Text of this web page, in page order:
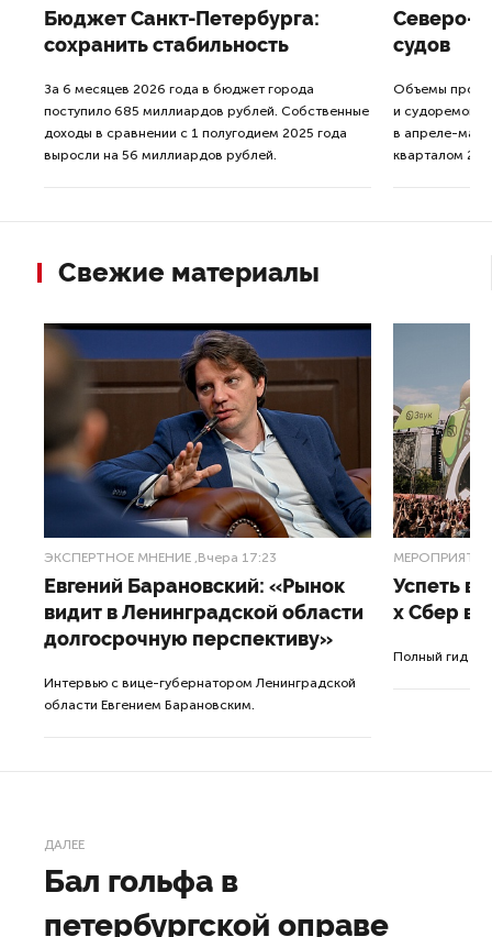
Бюджет Санкт-Петербурга:
сохранить стабильность
За 6 месяцев 2026 года в бюджет города
поступило 685 миллиардов рублей. Собственные
доходы в сравнении с 1 полугодием 2025 года
выросли на 56 миллиардов рублей.
Северо-
судов
Объемы
и
в апреле-мае
кварталом
Свежие материалы
ЭКСПЕРТНОЕ МНЕНИЕ ,Вчера 17:23
Евгений Барановский: «Рынок
видит в Ленинградской области
долгосрочную перспективу»
Интервью с вице-губернатором Ленинградской
области Евгением Барановским.
МЕРОПРИЯТИЯ
Успеть
x Сбер в
Полный гид по
ДАЛЕЕ
Бал гольфа в
петербургской оправе